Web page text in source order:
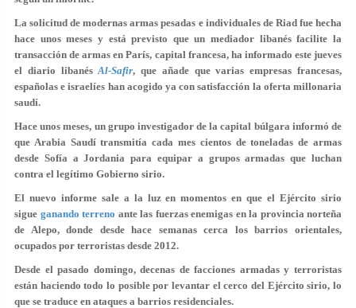
La solicitud de modernas armas pesadas e individuales de Riad fue hecha
hace unos meses y está previsto que un mediador libanés facilite la
transacción de armas en París, capital francesa, ha informado este jueves
el diario libanésAl-Safir, que añade que varias empresas francesas,
españolas e israelíes han acogido ya con satisfacción la oferta millonaria
saudí.
Hace unos meses, un grupo investigador de la capital búlgara informó de
que Arabia Saudí transmitía cada mes cientos de toneladas de armas
desde Sofía a Jordania para equipar a grupos armadas que luchan
contra el legítimo Gobierno sirio.
El nuevo informe sale a la luz en momentos en que el Ejército sirio
sigue ganando terreno ante las fuerzas enemigas en la provincia norteña
de Alepo, donde desde hace semanas cerca los barrios orientales,
ocupados por terroristas desde 2012.
Desde el pasado domingo, decenas de facciones armadas y terroristas
están haciendo todo lo posible por levantar el cerco del Ejército sirio, lo
que se traduce en ataques a barrios residenciales.